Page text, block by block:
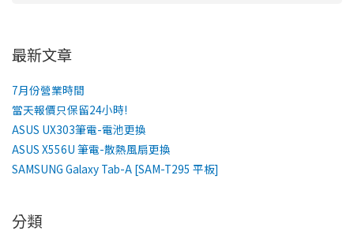
最新文章
7月份營業時間
當天報價只保留24小時!
ASUS UX303筆電-電池更換
ASUS X556U 筆電-散熱風扇更換
SAMSUNG Galaxy Tab-A [SAM-T295 平板]
分類